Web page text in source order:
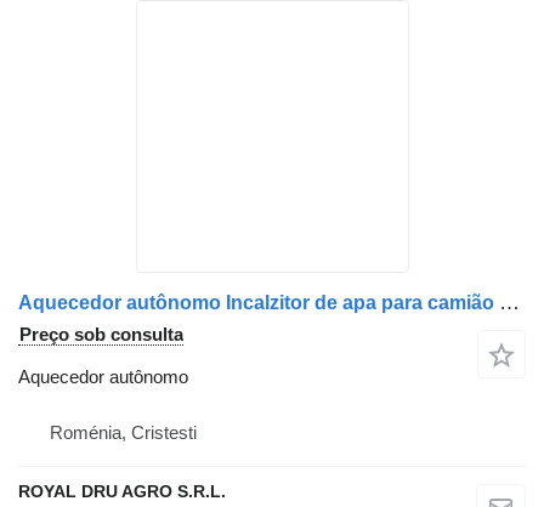
Aquecedor autônomo Incalzitor de apa para camião Mercedes-Benz – Coduri: 81619016168, 81619016169, 81619016161
Preço sob consulta
Aquecedor autônomo
Roménia, Cristesti
ROYAL DRU AGRO S.R.L.